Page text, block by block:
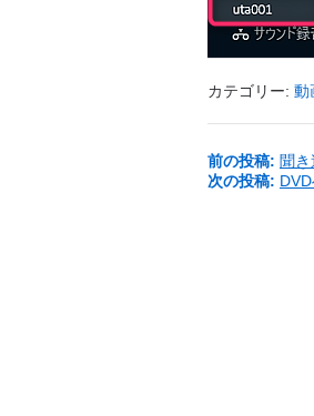
カテゴリー: 動
前の投稿: 聞
次の投稿: